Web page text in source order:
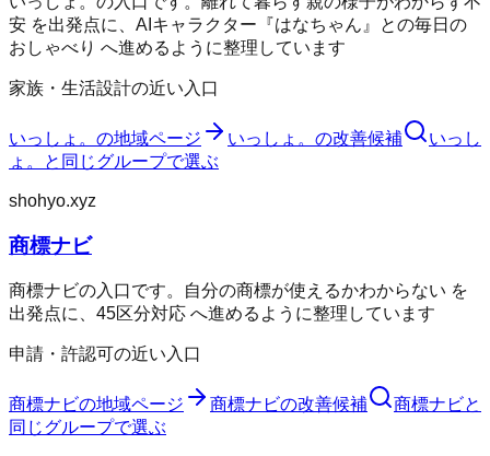
安 を出発点に、AIキャラクター『はなちゃん』との毎日の
おしゃべり へ進めるように整理しています
家族・生活設計の近い入口
いっしょ。 の地域ページ いっしょ。 の改善候補
いっし
ょ。
と同じグループで選ぶ
shohyo.xyz
商標ナビ
商標ナビの入口です。自分の商標が使えるかわからない を
出発点に、45区分対応 へ進めるように整理しています
申請・許認可の近い入口
商標ナビの地域ページ 商標ナビの改善候補 商標ナビと
同じグループで選ぶ